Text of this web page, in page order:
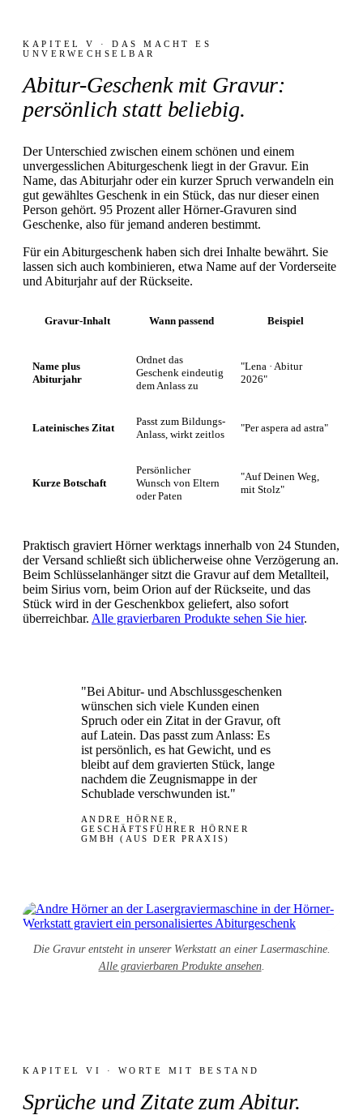
KAPITEL V · DAS MACHT ES
UNVERWECHSELBAR
Abitur-Geschenk mit Gravur:
persönlich statt beliebig.
Der Unterschied zwischen einem schönen und einem
unvergesslichen Abiturgeschenk liegt in der Gravur. Ein
Name, das Abiturjahr oder ein kurzer Spruch verwandeln ein
gut gewähltes Geschenk in ein Stück, das nur dieser einen
Person gehört. 95 Prozent aller Hörner-Gravuren sind
Geschenke, also für jemand anderen bestimmt.
Für ein Abiturgeschenk haben sich drei Inhalte bewährt. Sie
lassen sich auch kombinieren, etwa Name auf der Vorderseite
und Abiturjahr auf der Rückseite.
Gravur-Inhalt Wann passend Beispiel
Name plus
Abiturjahr
Ordnet das
Geschenk eindeutig
dem Anlass zu
"Lena · Abitur
2026"
Lateinisches Zitat
Passt zum Bildungs-
Anlass, wirkt zeitlos
"Per aspera ad astra"
Kurze Botschaft
Persönlicher
Wunsch von Eltern
oder Paten
"Auf Deinen Weg,
mit Stolz"
Praktisch graviert Hörner werktags innerhalb von 24 Stunden,
der Versand schließt sich üblicherweise ohne Verzögerung an.
Beim Schlüsselanhänger sitzt die Gravur auf dem Metallteil,
beim Sirius vorn, beim Orion auf der Rückseite, und das
Stück wird in der Geschenkbox geliefert, also sofort
überreichbar. Alle gravierbaren Produkte sehen Sie hier.
"Bei Abitur- und Abschlussgeschenken
wünschen sich viele Kunden einen
Spruch oder ein Zitat in der Gravur, oft
auf Latein. Das passt zum Anlass: Es
ist persönlich, es hat Gewicht, und es
bleibt auf dem gravierten Stück, lange
nachdem die Zeugnismappe in der
Schublade verschwunden ist."
ANDRE HÖRNER,
GESCHÄFTSFÜHRER HÖRNER
GMBH (AUS DER PRAXIS)
Die Gravur entsteht in unserer Werkstatt an einer Lasermaschine.
Alle gravierbaren Produkte ansehen.
KAPITEL VI · WORTE MIT BESTAND
Sprüche und Zitate zum Abitur.